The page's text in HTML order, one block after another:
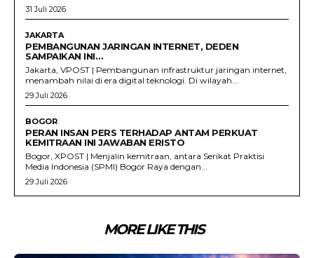
31 Juli 2026
JAKARTA
PEMBANGUNAN JARINGAN INTERNET, DEDEN
SAMPAIKAN INI…
Jakarta, VPOST | Pembangunan infrastruktur jaringan internet,
menambah nilai di era digital teknologi. Di wilayah...
29 Juli 2026
BOGOR
PERAN INSAN PERS TERHADAP ANTAM PERKUAT
KEMITRAAN INI JAWABAN ERISTO
Bogor, XPOST | Menjalin kemitraan, antara Serikat Praktisi
Media Indonesia (SPMI) Bogor Raya dengan...
29 Juli 2026
MORE LIKE THIS